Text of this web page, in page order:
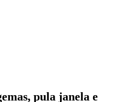
pula janela e